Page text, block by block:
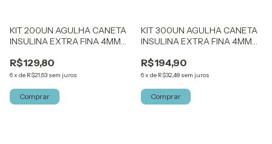
KIT 200UN AGULHA CANETA
INSULINA EXTRA FINA 4MM
R$129,80
6x de R$21,63 sem juros
KIT 300UN AGULHA CANETA
INSULINA EXTRA FINA 4MM
R$194,90
6x de R$32,48 sem juros